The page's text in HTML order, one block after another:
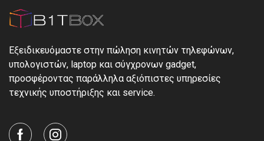
Εξειδικευόμαστε στην πώληση κινητών τηλεφώνων,
υπολογιστών, laptop και σύγχρονων gadget,
προσφέροντας παράλληλα αξιόπιστες υπηρεσίες
τεχνικής υποστήριξης και service.